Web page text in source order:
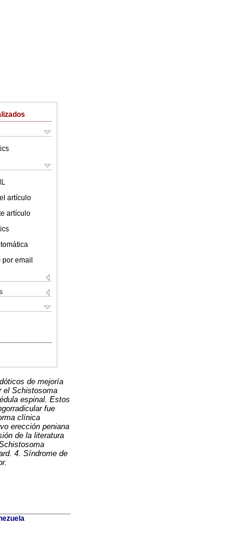
artículo
artículo
por email
de mejoría
el Schistosoma
espinal. Estos
fue
clínica
erección peniana
de la literatura
4. Síndrome de